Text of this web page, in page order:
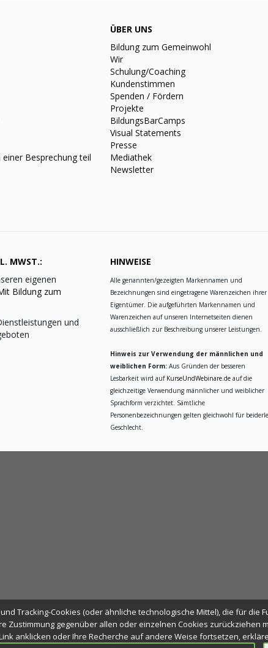
Besprechung teil
ÜBER UNS
Bildung zum Gemeinwohl
Wir
Schulung/Coaching
Kundenstimmen
Spenden / Fördern
Projekte
BildungsBarCamps
Visual Statements
Presse
Mediathek
Newsletter
MWST.:
eigenen
Bildung zum
und
HINWEISE
Alle genannten/gezeigten Markennamen und
Bezeichnungen sind eingetragene Warenzeichen ihrer
Eigentümer. Die aufgeführten Markennamen und
Warenzeichen auf unseren Internetseiten dienen
ausschließlich zur Beschreibung unserer Leistungen.
Hinweis zur Verwendung der männlichen und
weiblichen Form: Aus Gründen der besseren
Lesbarkeit wird auf KurseUndWebinare.de auf die
gleichzeitige Verwendung männlicher und weiblicher
Sprachform verzichtet. Sämtliche
Personenbezeichnungen gelten gleichwohl für
Geschlecht.
Tracking-Cookies (oder ähnliche technologische Mittel), die für
gegenüber allen oder einzelnen Cookies zurückziehen
anklicken oder Ihre Recherche auf andere Weise fortsetzen,